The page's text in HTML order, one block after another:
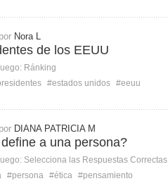
Nora L
de los EEUU
Ránking
#estados unidos #eeuu
DIANA PATRICIA M
a una persona?
Selecciona las Respuestas Correctas
#persona #ética #pensamiento